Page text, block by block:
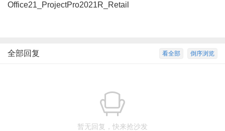
Office21_ProjectPro2021R_Retail
倒序浏览
看全部
全部回复
暂无回复，快来抢沙发